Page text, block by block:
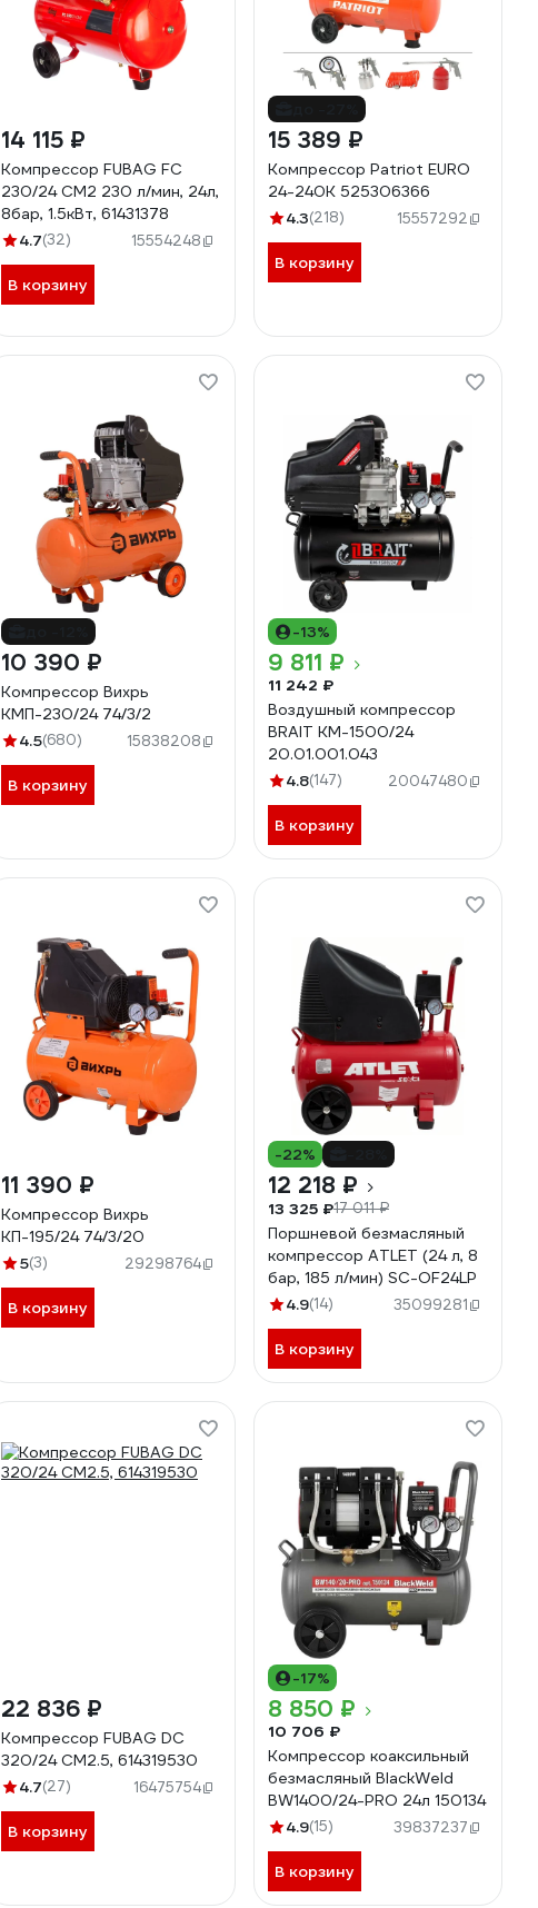
14 115 ₽
Компрессор FUBAG FС
230/24 CM2 230 л/мин, 24л,
8бар, 1.5кВт, 61431378
4.7(32) 15554248
В корзину
15 389 ₽
Компрессор Patriot EURO
24-240K 525306366
4.3(218) 15557292
В корзину
10 390 ₽
Компрессор Вихрь
КМП-230/24 74/3/2
4.5(680) 15838208
В корзину
-13%
9 811 ₽
11 242 ₽
Воздушный компрессор
BRAIT КМ-1500/24
20.01.001.043
4.8(147) 20047480
В корзину
11 390 ₽
Компрессор Вихрь
КП-195/24 74/3/20
5(3) 29298764
В корзину
-22%
12 218 ₽
13 325 ₽17 011 ₽
Поршневой безмасляный
компрессор ATLET (24 л, 8
бар, 185 л/мин) SC-OF24LP
4.9(14) 35099281
В корзину
22 836 ₽
Компрессор FUBAG DC
320/24 CM2.5, 614319530
4.7(27) 16475754
В корзину
-17%
8 850 ₽
10 706 ₽
Компрессор коаксильный
безмасляный BlackWeld
BW1400/24-PRO 24л 150134
4.9(15) 39837237
В корзину